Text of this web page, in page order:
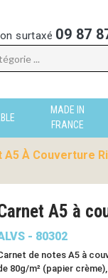
surtaxé 09 87
MADE IN
FRANCE
A5 À Couverture
A5 à
- 80302
de notes A5 à
80g/m² (papier